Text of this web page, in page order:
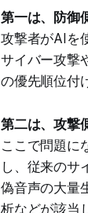
第一は、防御
攻撃者がAIを
サイバー攻撃
の優先順位付
第二は、攻撃
ここで問題に
し、従来のサ
偽音声の大量
析などが該当